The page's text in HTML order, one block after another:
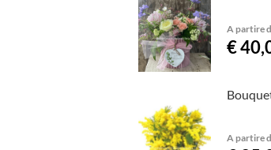
A partire
€
A partire